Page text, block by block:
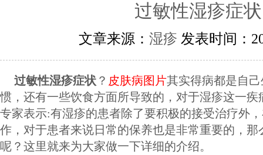
过敏性湿疹症状
文章来源：湿疹 发表时间：
过敏性湿疹症状 ？ 皮肤病图片其实得病都是自
惯，还有一些饮食方面所导致的，对于湿疹这一
专家表示:有湿疹的患者除了要积极的接受治疗外
作，对于患者来说日常的保养也是非常重要的，
呢？这里就来为大家做一下详细的介绍。